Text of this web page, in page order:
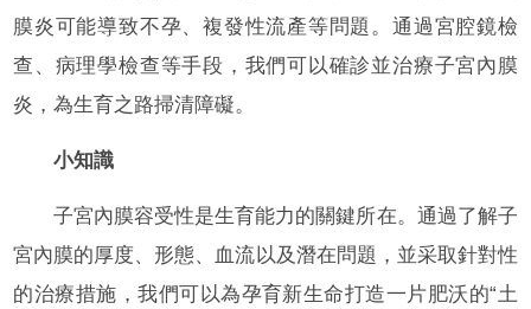
膜炎可能導致不孕、複發性流產等問題。通過宮腔鏡檢
查、病理學檢查等手段，我們可以確診並治療子宮內膜
炎，為生育之路掃清障礙。
小知識
子宮內膜容受性是生育能力的關鍵所在。通過了解子
宮內膜的厚度、形態、血流以及潛在問題，並采取針對性
的治療措施，我們可以為孕育新生命打造一片肥沃的“土